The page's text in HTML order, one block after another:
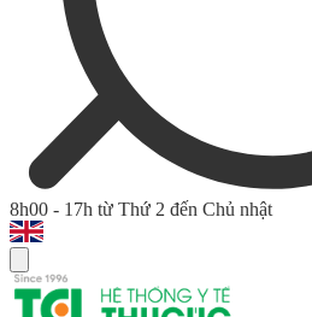
8h00 - 17h từ Thứ 2 đến Chủ nhật